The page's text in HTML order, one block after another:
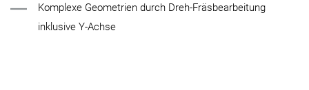
Komplexe Geometrien durch Dreh-Fräsbearbeitung
inklusive Y-Achse